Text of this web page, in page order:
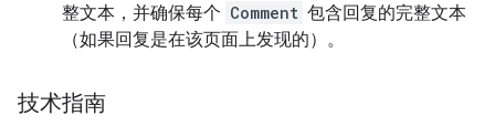
整文本，并确保每个 Comment 包含回复的完整文本
（如果回复是在该页面上发现的）。
技术指南